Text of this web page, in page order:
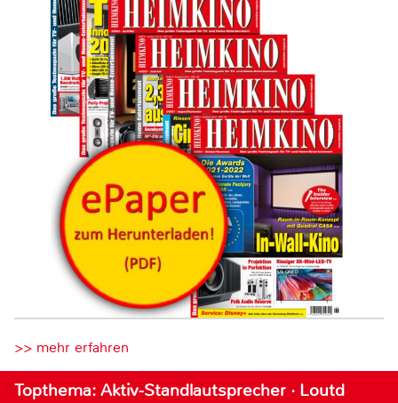
>> mehr erfahren
Topthema: Aktiv-Standlautsprecher · Loutd